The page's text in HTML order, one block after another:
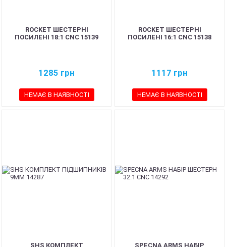
ROCKET ШЕСТЕРНІ
ПОСИЛЕНІ 18:1 CNC 15139
1285 грн
НЕМАЄ В НАЯВНОСТІ
ROCKET ШЕСТЕРНІ
ПОСИЛЕНІ 16:1 CNC 15138
1117 грн
НЕМАЄ В НАЯВНОСТІ
SHS КОМПЛЕКТ
SPECNA ARMS НАБІР